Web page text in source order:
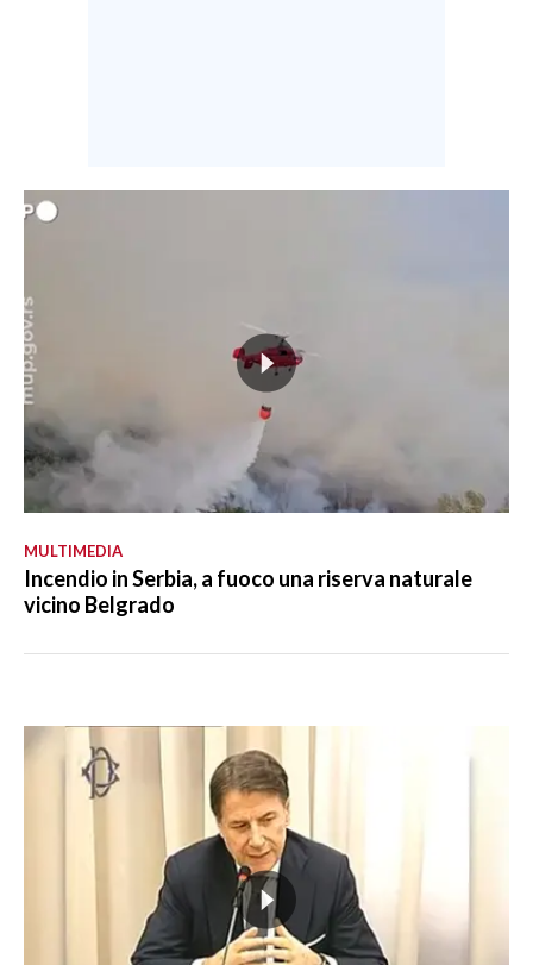
MULTIMEDIA
Incendio in Serbia, a fuoco una riserva naturale
vicino Belgrado